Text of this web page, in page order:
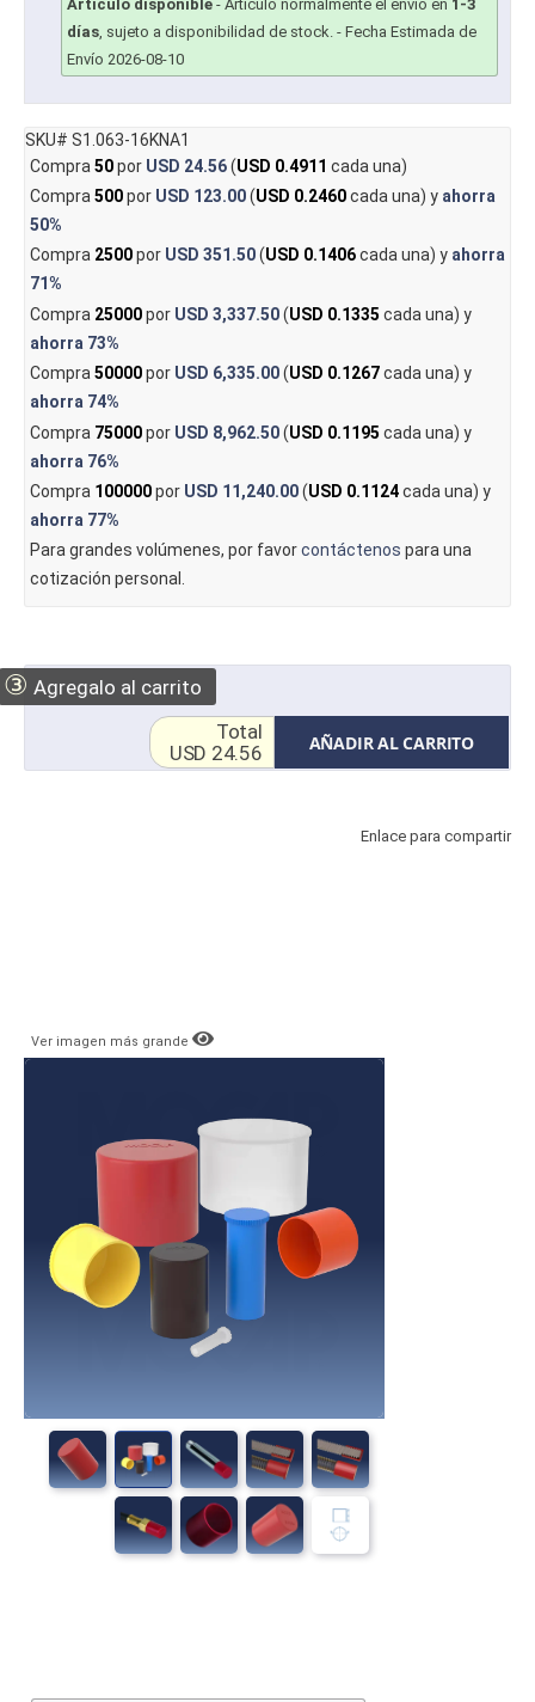
Artículo disponible - Artículo normalmente el envío en 1-3
días, sujeto a disponibilidad de stock. - Fecha Estimada de
Envío 2026-08-10
SKU# S1.063-16KNA1
Compra 50por USD 24.56(USD 0.4911 cada una)
Compra 500por USD 123.00(USD 0.2460cada una) y ahorra
50%
Compra 2500por USD 351.50(USD 0.1406cada una) y ahorra
71%
Compra 25000por USD 3,337.50(USD 0.1335 cada una) y
ahorra 73%
Compra50000por USD 6,335.00(USD 0.1267cada una) y
ahorra 74%
Compra 75000por USD 8,962.50(USD 0.1195 cada una) y
ahorra 76%
Compra 100000por USD 11,240.00(USD 0.1124cada una) y
ahorra 77%
Para grandes volúmenes, por favorcontáctenos para una
cotización personal.
③ Agregalo al carrito
AÑADIR AL CARRITO
Total
USD 24.56
Enlace para compartir
Ver imagen más grande